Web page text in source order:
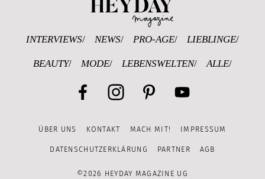
INTERVIEWS NEWS PRO-AGE LIEBLINGE
BEAUTY MODE LEBENSWELTEN ALLE
Channel
ÜBER UNS KONTAKT MACH MIT! IMPRESSUM
DATENSCHUTZERKLÄRUNG PARTNER AGB
©2026 HEYDAY MAGAZINE UG